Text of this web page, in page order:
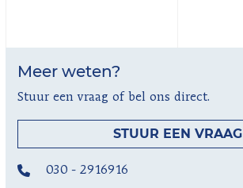
Meer weten?
Stuur een vraag of bel ons direct.
STUUR EEN VRAAG
030 - 2916916